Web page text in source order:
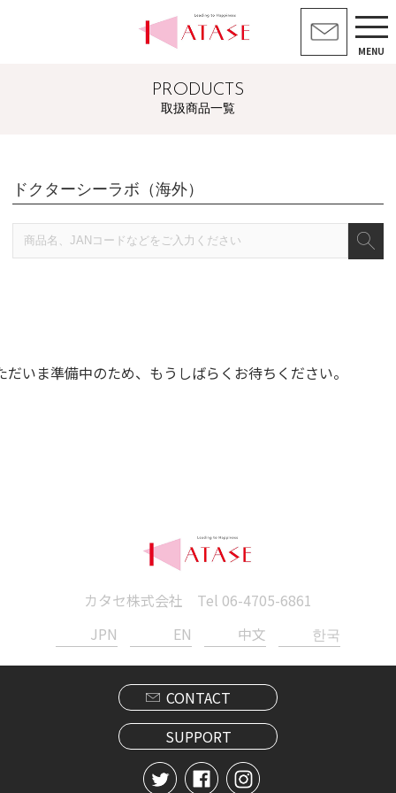
MENU
PRODUCTS
取扱商品一覧
ドクターシーラボ（海外）
だいま準備中のため、もうしばらくお待ちください。
カタセ株式会社 Tel 06-4705-6861
JPN
EN 中文 한국
CONTACT
SUPPORT